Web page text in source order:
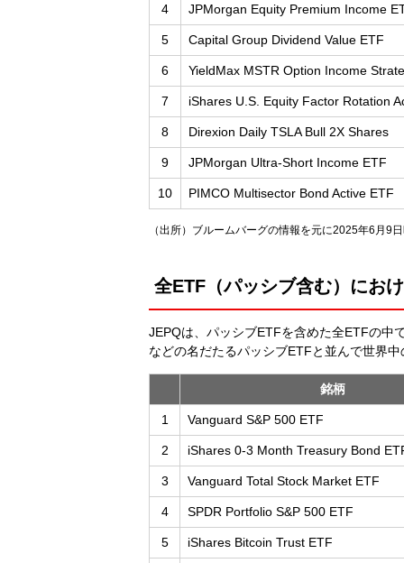
4 JPMorgan Equity Premium Income
5 Capital Group Dividend Value ETF
6 YieldMax MSTR Option Income
7 iShares U.S. Equity Factor Rotation
8 Direxion Daily TSLA Bull 2X Shares
9 JPMorgan Ultra-Short Income ETF
10 PIMCO Multisector Bond Active ETF
（出所）ブルームバーグの情報を元に2025年6月9
全ETF（パッシブ含む）に
JEPQは、パッシブETFを含めた全ETFの中
などの名だたるパッシブETFと並んで世界
銘柄
1 Vanguard S&P 500 ETF
2 iShares 0-3 Month Treasury Bond
3 Vanguard Total Stock Market ETF
4 SPDR Portfolio S&P 500 ETF
5 iShares Bitcoin Trust ETF